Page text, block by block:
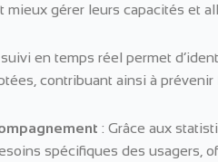
mieux gérer leurs capacités et
en temps réel permet
contribuant ainsi à
: Grâce aux
spécifiques des usagers,